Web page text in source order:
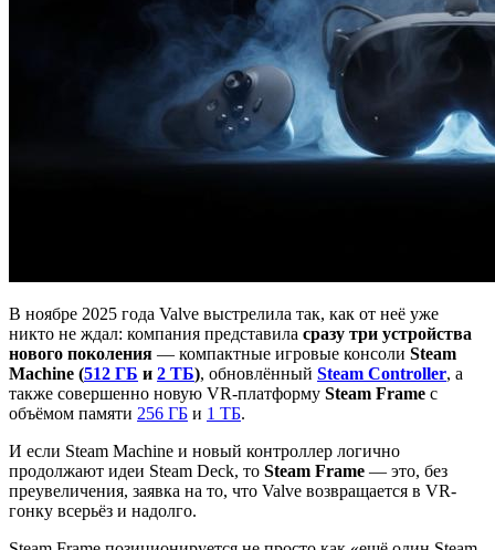
В ноябре 2025 года Valve выстрелила так, как от неё уже
никто не ждал: компания представила сразу три устройства
нового поколения — компактные игровые консоли Steam
Machine (512 ГБ и 2 ТБ), обновлённый Steam Controller, а
также совершенно новую VR-платформу Steam Frame с
объёмом памяти 256 ГБ и 1 ТБ.
И если Steam Machine и новый контроллер логично
продолжают идеи Steam Deck, то Steam Frame — это, без
преувеличения, заявка на то, что Valve возвращается в VR-
гонку всерьёз и надолго.